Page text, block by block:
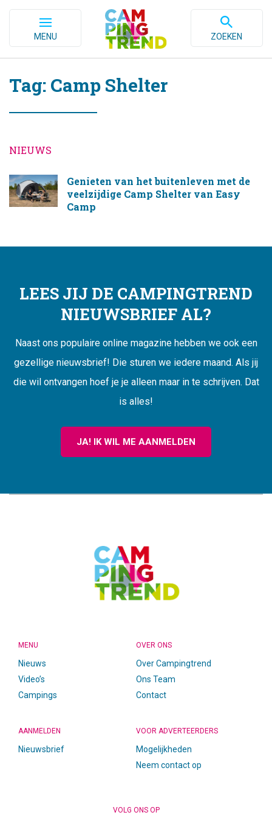
MENU ZOEKEN
Tag: Camp Shelter
NIEUWS
Genieten van het buitenleven met de
veelzijdige Camp Shelter van Easy
Camp
LEES JIJ DE CAMPINGTREND
NIEUWSBRIEF AL?
Naast ons populaire online magazine hebben we ook een
gezellige nieuwsbrief! Die sturen we iedere maand. Als jij
die wil ontvangen hoef je je alleen maar in te schrijven. Dat
is alles!
JA! IK WIL ME AANMELDEN
MENU
Nieuws
Video’s
Campings
OVER ONS
Over Campingtrend
Ons Team
Contact
AANMELDEN
Nieuwsbrief
VOOR ADVERTEERDERS
Mogelijkheden
Neem contact op
VOLG ONS OP